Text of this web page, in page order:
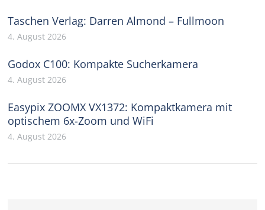
Taschen Verlag: Darren Almond – Fullmoon
4. August 2026
Godox C100: Kompakte Sucherkamera
4. August 2026
Easypix ZOOMX VX1372: Kompaktkamera mit
optischem 6x-Zoom und WiFi
4. August 2026